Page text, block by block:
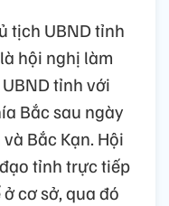
tịch UBND tỉnh
hội nghị làm
tỉnh với
Bắc sau ngày
Bắc Kạn. Hội
tỉnh trực tiếp
cơ sở, qua đó